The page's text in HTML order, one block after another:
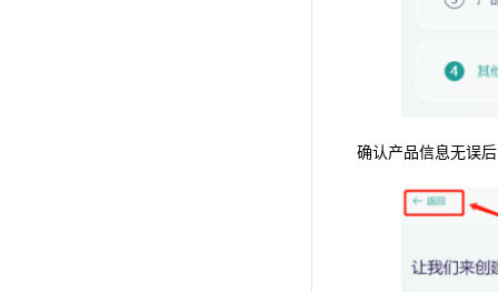
确认产品信息无误